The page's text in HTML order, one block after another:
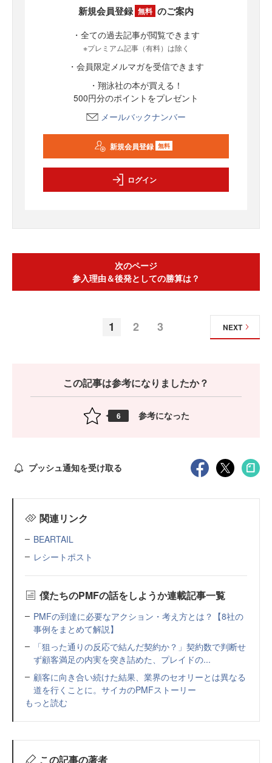
新規会員登録 無料 のご案内
・全ての過去記事が閲覧できます
※プレミアム記事（有料）は除く
・会員限定メルマガを受信できます
・翔泳社の本が買える！
500円分のポイントをプレゼント
メールバックナンバー
新規会員登録 無料
ログイン
次のページ
参入理由＆後発としての勝算は？
1 2 3 NEXT
この記事は参考になりましたか？
6 参考になった
プッシュ通知を受け取る
関連リンク
BEARTAIL
レシートポスト
僕たちのPMFの話をしようか連載記事一覧
PMFの到達に必要なアクション・考え方とは？【8社の
事例をまとめて解説】
「狙った通りの反応で結んだ契約か？」契約数で判断せ
ず顧客満足の内実を突き詰めた、プレイドの...
顧客に向き合い続けた結果、業界のセオリーとは異なる
道を行くことに。サイカのPMFストーリー
もっと読む
この記事の著者